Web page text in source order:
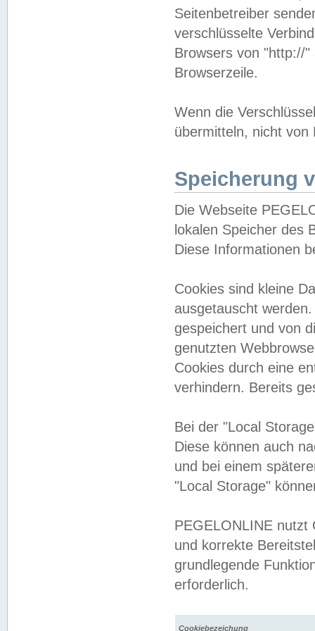
Seitenbetreiber
verschlüsselte
Browsers von "http://
Browserzeile.
Wenn die
übermitteln, nicht von
Speicherung
Die Webseite
lokalen Speicher des
Diese Informationen
Cookies sind kleine
ausgetauscht
gespeichert und von
genutzten
Cookies durch eine
verhindern. Bereits
Bei der "Local
Diese können auch
und bei einem
"Local Storage"
PEGELONLINE nutzt
und korrekte
grundlegende
erforderlich.
Cookiebezeichung